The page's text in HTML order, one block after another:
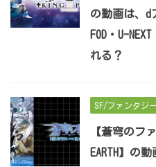
の動画は、
FOD・U-
れる？
SF/ファンタジー
【蒼穹のフ
EARTH】の